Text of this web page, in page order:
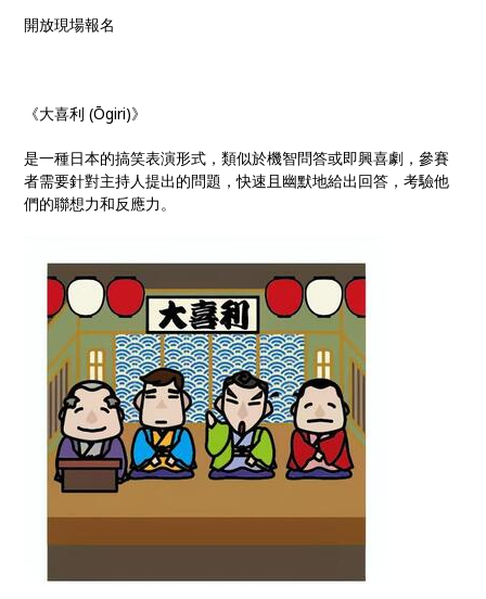
開放現場報名
《大喜利 (Ōgiri)》
是一種日本的搞笑表演形式，類似於機智問答或即興喜劇，參賽
者需要針對主持人提出的問題，快速且幽默地給出回答，考驗他
們的聯想力和反應力。